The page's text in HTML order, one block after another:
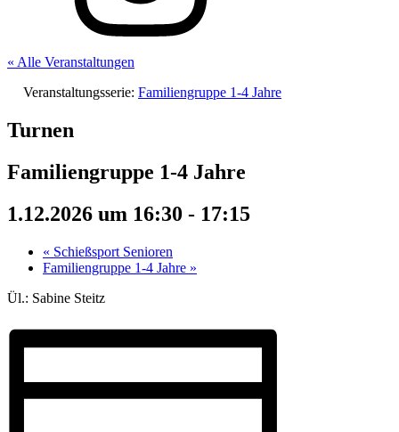
« Alle Veranstaltungen
Veranstaltungsserie: Familiengruppe 1-4 Jahre
Turnen
Familiengruppe 1-4 Jahre
1.12.2026 um 16:30 - 17:15
« Schießsport Senioren
Familiengruppe 1-4 Jahre »
Ül.: Sabine Steitz